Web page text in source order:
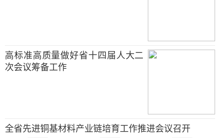
高标准高质量做好省十四届人大二
次会议筹备工作
全省先进铜基材料产业链培育工作推进会议召开